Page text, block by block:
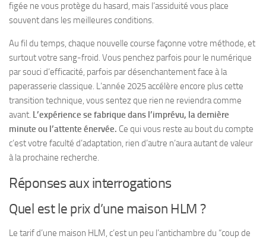
figée ne vous protège du hasard, mais l’assiduité vous place
souvent dans les meilleures conditions.
Au fil du temps, chaque nouvelle course façonne votre méthode, et
surtout votre sang-froid. Vous penchez parfois pour le numérique
par souci d’efficacité, parfois par désenchantement face à la
paperasserie classique. L’année 2025 accélère encore plus cette
transition technique, vous sentez que rien ne reviendra comme
avant. L’expérience se fabrique dans l’imprévu, la dernière
minute ou l’attente énervée. Ce qui vous reste au bout du compte
c’est votre faculté d’adaptation, rien d’autre n’aura autant de valeur
à la prochaine recherche.
Réponses aux interrogations
Quel est le prix d’une maison HLM ?
Le tarif d’une maison HLM, c’est un peu l’antichambre du “coup de